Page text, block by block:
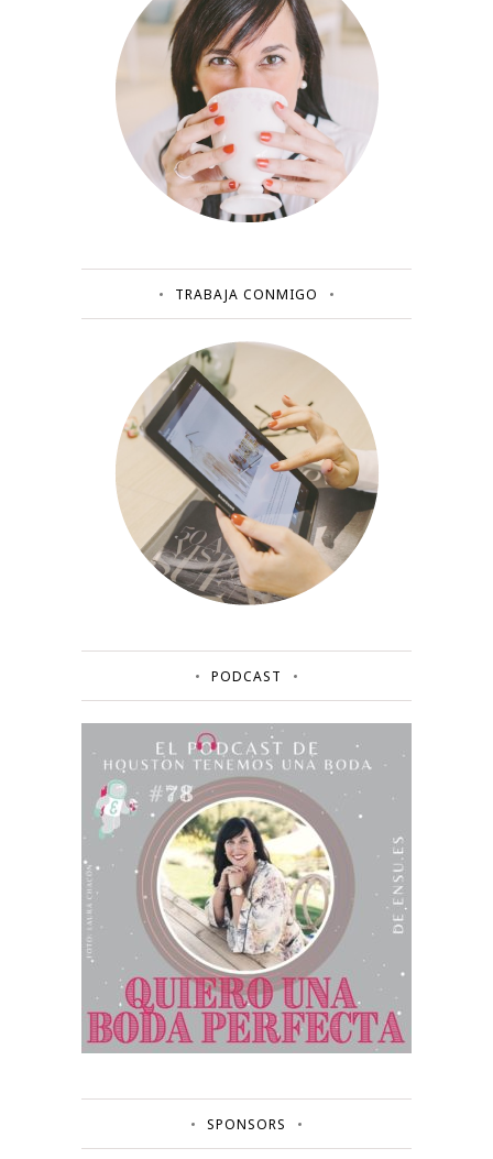
TRABAJA CONMIGO
PODCAST
SPONSORS